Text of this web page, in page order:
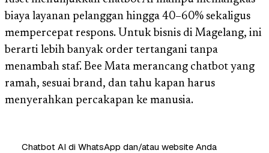
biaya layanan pelanggan hingga 40–60% sekaligus
mempercepat respons. Untuk bisnis di Magelang, ini
berarti lebih banyak order tertangani tanpa
menambah staf. Bee Mata merancang chatbot yang
ramah, sesuai brand, dan tahu kapan harus
menyerahkan percakapan ke manusia.
Chatbot AI di WhatsApp dan/atau website Anda